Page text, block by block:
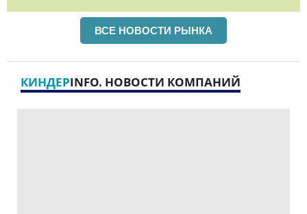
ВСЕ НОВОСТИ РЫНКА
КИНДЕРINFO. НОВОСТИ КОМПАНИЙ